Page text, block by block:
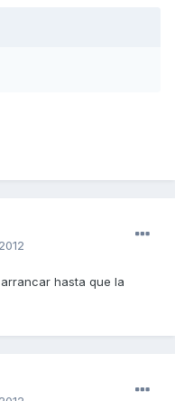
hasta que la